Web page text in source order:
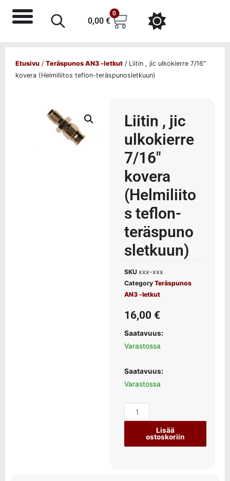
0,00 €
0
Etusivu / Teräspunos AN3 -letkut / Liitin , jic ulkokierre 7/16″
kovera (Helmiliitos teflon-teräspunosletkuun)
Liitin , jic
ulkokierre
7/16″
kovera
(Helmiliito
s teflon-
teräspuno
sletkuun)
SKU xxx-xxx
Category Teräspunos
AN3 -letkut
16,00 €
Saatavuus:
Varastossa
Saatavuus:
Varastossa
Lisää
ostoskoriin